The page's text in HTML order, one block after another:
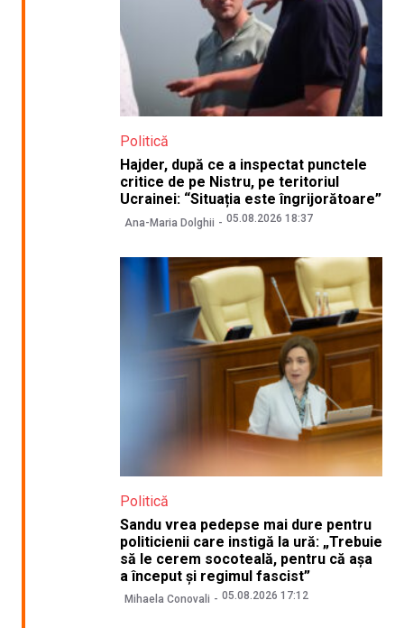
Politică
Hajder, după ce a inspectat punctele
critice de pe Nistru, pe teritoriul
Ucrainei: “Situația este îngrijorătoare”
Ana-Maria Dolghii 05.08.2026 18:37
Politică
Sandu vrea pedepse mai dure pentru
politicienii care instigă la ură: „Trebuie
să le cerem socoteală, pentru că așa
a început și regimul fascist”
Mihaela Conovali 05.08.2026 17:12